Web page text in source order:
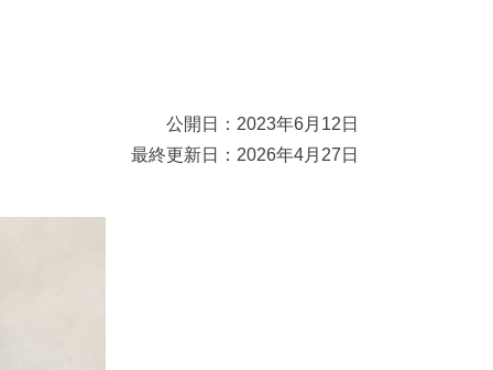
公開日：2023年6月12日
最終更新日：2026年4月27日